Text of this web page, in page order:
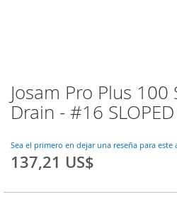
Saltar
al
comienzo
la
galería
Josam Pro Plus 100
Drain - #16
Sea el primero en dejar una reseña para este
137,21 US$